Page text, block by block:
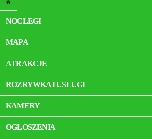
NOCLEGI
MAPA
ATRAKCJE
ROZRYWKA I USŁUGI
KAMERY
OGŁOSZENIA